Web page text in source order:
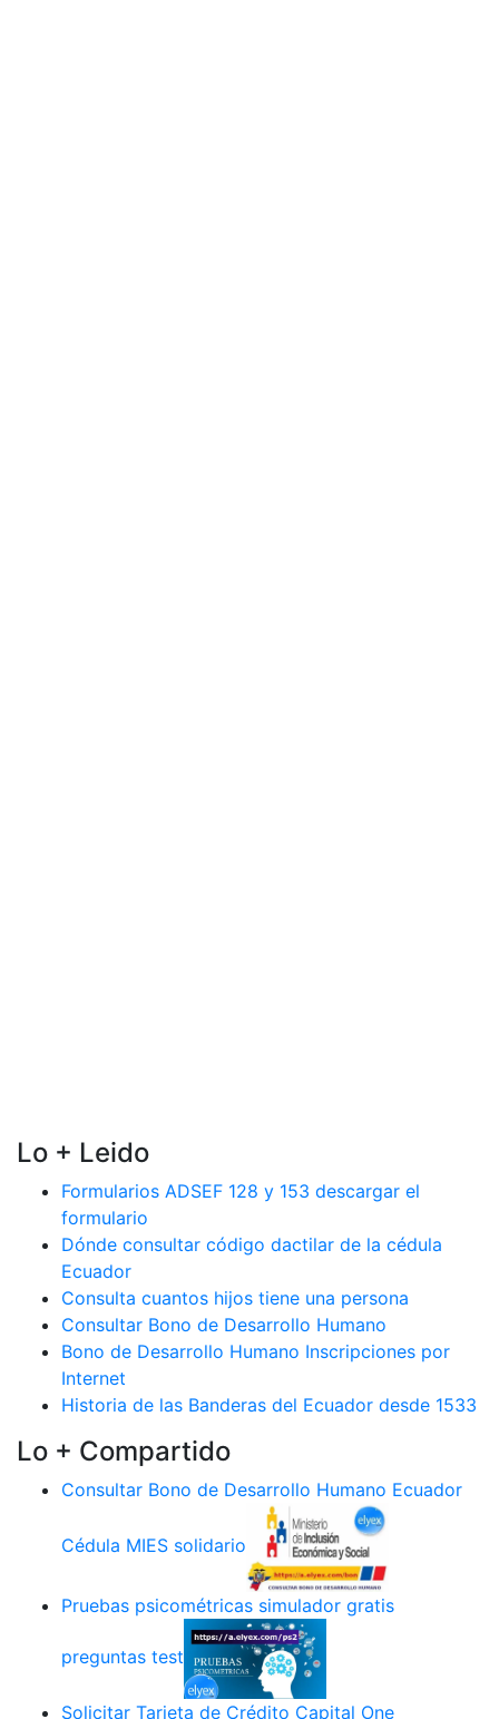
Lo + Leido
Formularios ADSEF 128 y 153 descargar el
formulario
Dónde consultar código dactilar de la cédula
Ecuador
Consulta cuantos hijos tiene una persona
Consultar Bono de Desarrollo Humano
Bono de Desarrollo Humano Inscripciones por
Internet
Historia de las Banderas del Ecuador desde 1533
Lo + Compartido
Consultar Bono de Desarrollo Humano Ecuador
Cédula MIES solidario
Pruebas psicométricas simulador gratis
preguntas test
Solicitar Tarjeta de Crédito Capital One